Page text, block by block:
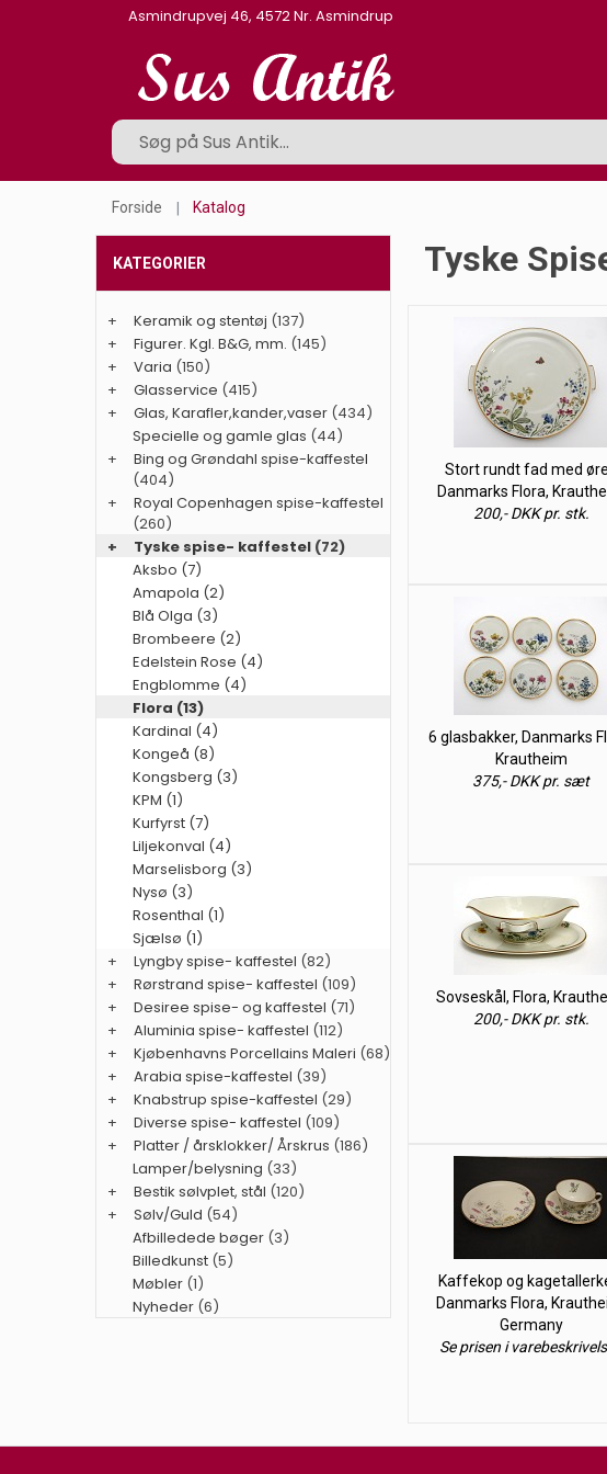
Asmindrupvej 46, 4572 Nr. Asmindrup
Forside Katalog
Tyske
Stort rundt fad med
Danmarks Flora,
200,- DKK pr. stk.
6 glasbakker, Danmarks
Krautheim
375,- DKK pr. sæt
Sovseskål, Flora,
200,- DKK pr. stk.
Kaffekop og
Danmarks Flora,
Germany
Se prisen i
KATEGORIER
+ Keramik og stentøj (137)
+
Figurer. Kgl. B&G, mm. (145)
+
Varia (150)
+
Glasservice (415)
+
Glas, Karafler,kander,vaser (434)
Specielle og gamle glas (44)
+
Bing og Grøndahl spise-kaffestel
(404)
+
Royal Copenhagen spise-kaffestel
(260)
+
Tyske spise- kaffestel (72)
Aksbo (7)
Amapola (2)
Blå Olga (3)
Brombeere (2)
Edelstein Rose (4)
Engblomme (4)
Flora (13)
Kardinal (4)
Kongeå (8)
Kongsberg (3)
KPM (1)
Kurfyrst (7)
Liljekonval (4)
Marselisborg (3)
Nysø (3)
Rosenthal (1)
Sjælsø (1)
+
Lyngby spise- kaffestel (82)
+
Rørstrand spise- kaffestel (109)
+
Desiree spise- og kaffestel (71)
+
Aluminia spise- kaffestel (112)
+
Kjøbenhavns Porcellains Maleri (68)
+
Arabia spise-kaffestel (39)
+
Knabstrup spise-kaffestel (29)
+
Diverse spise- kaffestel (109)
+
Platter / årsklokker/ Årskrus (186)
Lamper/belysning (33)
+
Bestik sølvplet, stål (120)
+
Sølv/Guld (54)
Afbilledede bøger (3)
Billedkunst (5)
Møbler (1)
Nyheder (6)